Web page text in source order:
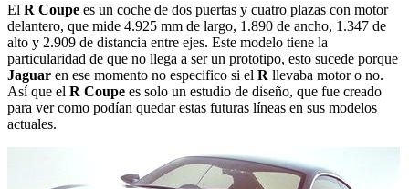
El R Coupe es un coche de dos puertas y cuatro plazas con motor
delantero, que mide 4.925 mm de largo, 1.890 de ancho, 1.347 de
alto y 2.909 de distancia entre ejes. Este modelo tiene la
particularidad de que no llega a ser un prototipo, esto sucede porque
Jaguar en ese momento no especifico si el R llevaba motor o no.
Así que el R Coupe es solo un estudio de diseño, que fue creado
para ver como podían quedar estas futuras líneas en sus modelos
actuales.